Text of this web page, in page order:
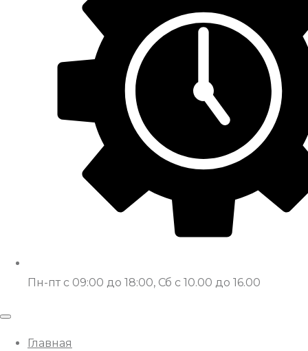
Пн-пт с 09:00 до 18:00, Сб с 10.00 до 16.00
Главная